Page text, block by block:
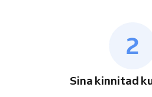
Sina kinnitad